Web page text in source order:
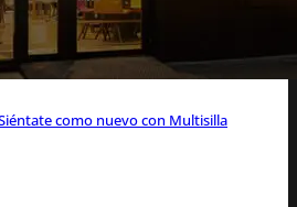
como nuevo con Multisilla